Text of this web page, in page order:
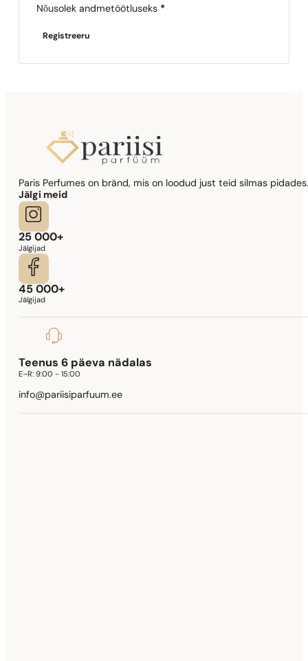
Nõusolek andmetöötluseks *
Registreeru
Paris Perfumes on bränd, mis on loodud just teid silmas
Jälgi meid
25 000+
Jälgijad
45 000+
Jälgijad
Teenus 6 päeva nädalas
E–R:9:00 - 15:00
info@pariisiparfuum.ee